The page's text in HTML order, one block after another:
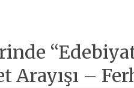
Arayışı –